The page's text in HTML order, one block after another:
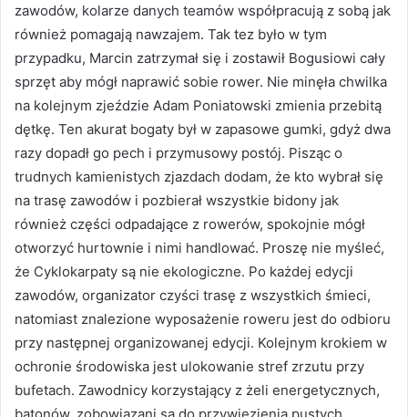
zawodów, kolarze danych teamów współpracują z sobą jak
również pomagają nawzajem. Tak tez było w tym
przypadku, Marcin zatrzymał się i zostawił Bogusiowi cały
sprzęt aby mógł naprawić sobie rower. Nie minęła chwilka
na kolejnym zjeździe Adam Poniatowski zmienia przebitą
dętkę. Ten akurat bogaty był w zapasowe gumki, gdyż dwa
razy dopadł go pech i przymusowy postój. Pisząc o
trudnych kamienistych zjazdach dodam, że kto wybrał się
na trasę zawodów i pozbierał wszystkie bidony jak
również części odpadające z rowerów, spokojnie mógł
otworzyć hurtownie i nimi handlować. Proszę nie myśleć,
że Cyklokarpaty są nie ekologiczne. Po każdej edycji
zawodów, organizator czyści trasę z wszystkich śmieci,
natomiast znalezione wyposażenie roweru jest do odbioru
przy następnej organizowanej edycji. Kolejnym krokiem w
ochronie środowiska jest ulokowanie stref zrzutu przy
bufetach. Zawodnicy korzystający z żeli energetycznych,
batonów, zobowiązani są do przywiezienia pustych